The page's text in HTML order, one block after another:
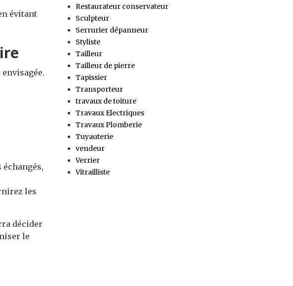
évitant
les
décider
le
Restaurateur conservateur
Sculpteur
Serrurier dépanneur
Styliste
Tailleur
Tailleur de pierre
Tapissier
Transporteur
travaux de toiture
Travaux Electriques
Travaux Plomberie
Tuyauterie
vendeur
Verrier
Vitrailliste